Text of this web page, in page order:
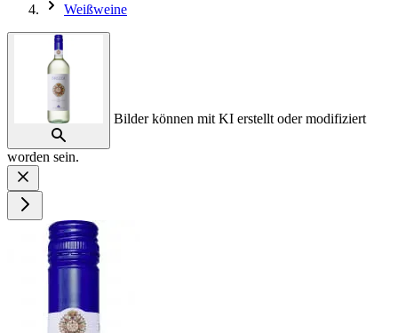
Weißweine
Bilder können mit KI erstellt oder modifiziert
worden sein.